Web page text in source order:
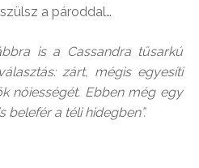
a pároddal…
is a Cassandra tűsarkú
zárt, mégis egyesíti
nőiességét. Ebben még egy
belefér a téli hidegben”.